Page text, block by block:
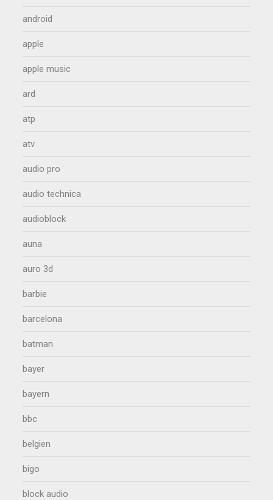
android
apple
apple music
ard
atp
atv
audio pro
audio technica
audioblock
auna
auro 3d
barbie
barcelona
batman
bayer
bayern
bbc
belgien
bigo
block audio